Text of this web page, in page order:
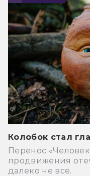
Колобок стал
Перенос
продвижения
далеко не все.